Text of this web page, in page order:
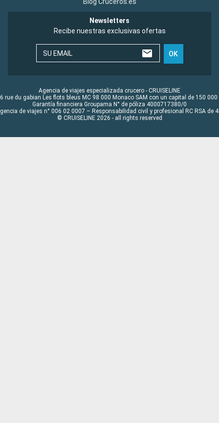
Blog Cruceros.es
Newsletters
Recibe nuestras exclusivas ofertas
SU EMAIL OK
Agencia de viajes especializada crucero - CRUISELINE
rue du gabian Les flots bleus MC 98 000 Monaco SAM con un capital de 150 000
Garantía financiera Groupama N° de póliza 4000717380/0
de viajes n° 006 02 0007 – Responsabilidad civil y profesional RC RSA de
© CRUISELINE 2026 - all rights reserved